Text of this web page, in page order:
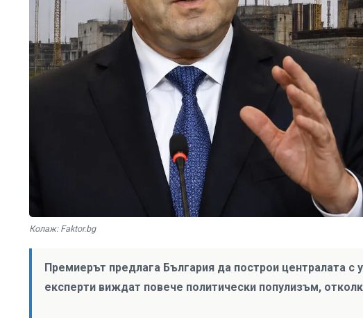
Колаж: Faktor.bg
Премиерът предлага България да построи централата с
експерти виждат повече политически популизъм,